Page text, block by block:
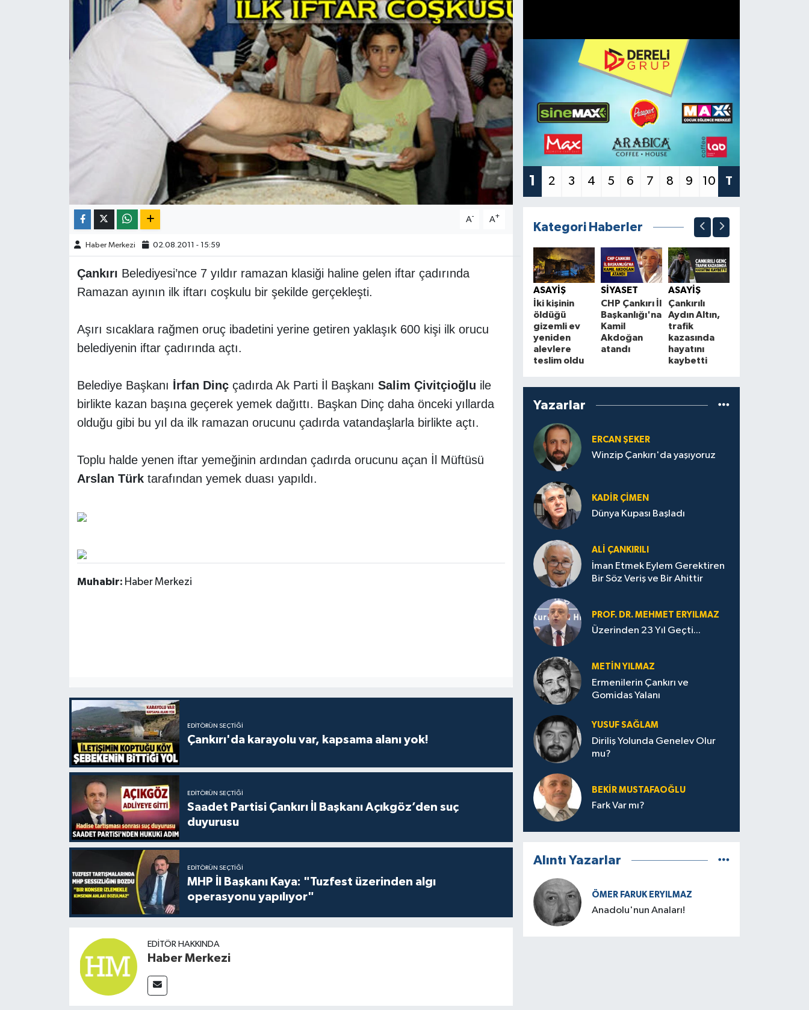
A- A+
Haber Merkezi 02.08.2011 - 15:59
Çankırı Belediyesi’nce 7 yıldır ramazan klasiği haline gelen iftar çadırında
Ramazan ayının ilk iftarı coşkulu bir şekilde gerçekleşti.
Aşırı sıcaklara rağmen oruç ibadetini yerine getiren yaklaşık 600 kişi ilk orucu
belediyenin iftar çadırında açtı.
Belediye Başkanı İrfan Dinççadırda Ak Parti İl Başkanı Salim Çivitçioğlu ile
birlikte kazan başına geçerek yemek dağıttı. Başkan Dinç daha önceki yıllarda
olduğu gibi bu yıl da ilk ramazan orucunu çadırda vatandaşlarla birlikte açtı.
Toplu halde yenen iftar yemeğinin ardından çadırda orucunu açan İl Müftüsü
Arslan Türk tarafından yemek duası yapıldı.
Muhabir: Haber Merkezi
EDITÖRÜN SEÇTIĞI
Çankırı'da karayolu var, kapsama alanı yok!
EDITÖRÜN SEÇTIĞI
Saadet Partisi Çankırı İl Başkanı Açıkgöz’den suç
duyurusu
EDITÖRÜN SEÇTIĞI
MHP İl Başkanı Kaya: "Tuzfest üzerinden algı
operasyonu yapılıyor"
EDITÖR HAKKINDA
Haber Merkezi
1 2 3 4 5 6 7 8 9 10 T
Kategori Haberler
ASAYİŞ
İki kişinin
öldüğü
gizemli ev
yeniden
alevlere
teslim oldu
SİYASET
CHP Çankırı İl
Başkanlığı'na
Kamil
Akdoğan
atandı
ASAYİŞ
Çankırılı
Aydın Altın,
trafik
kazasında
hayatını
kaybetti
Yazarlar
ERCAN ŞEKER
Winzip Çankırı'da yaşıyoruz
KADIR ÇIMEN
Dünya Kupası Başladı
ALI ÇANKIRILI
İman Etmek Eylem Gerektiren
Bir Söz Veriş ve Bir Ahittir
PROF. DR. MEHMET ERYILMAZ
Üzerinden 23 Yıl Geçti...
METIN YILMAZ
Ermenilerin Çankırı ve
Gomidas Yalanı
YUSUF SAĞLAM
Diriliş Yolunda Genelev Olur
mu?
BEKIR MUSTAFAOĞLU
Fark Var mı?
Alıntı Yazarlar
ÖMER FARUK ERYILMAZ
Anadolu'nun Anaları!
İLÇELER
RESMİ İLANLAR